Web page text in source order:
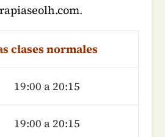
.
clases normales
19:00 a 20:15
19:00 a 20:15